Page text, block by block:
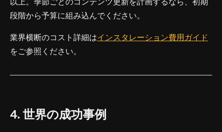
以上。季節ごとのコンテンツ更新を計画するなら、初期
段階から予算に組み込んでください。
業界横断のコスト詳細はインスタレーション費用ガイド
をご参照ください。
4. 世界の成功事例